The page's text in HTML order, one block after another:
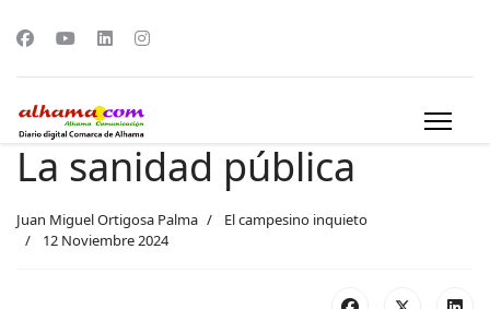
La sanidad pública
Juan Miguel Ortigosa Palma
El campesino inquieto
12 Noviembre 2024